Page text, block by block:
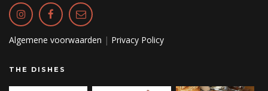
Algemene voorwaarden | Privacy Policy
THE DISHES